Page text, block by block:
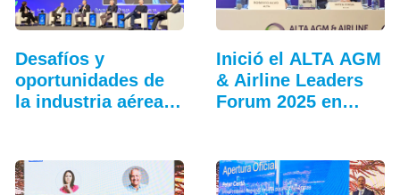
Desafíos y
oportunidades de
la industria aérea
Inició el ALTA AGM
& Airline Leaders
Forum 2025 en